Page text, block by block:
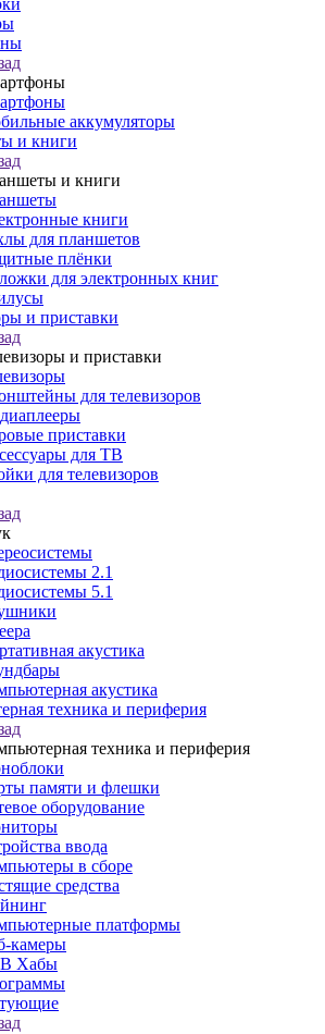
аккумуляторы
и книги
и книги
книги
для планшетов
плёнки
для электронных книг
и приставки
и приставки
для телевизоров
приставки
для ТВ
для телевизоров
2.1
5.1
акустика
акустика
техника и периферия
техника и периферия
памяти и флешки
оборудование
ввода
в сборе
средства
платформы
камеры
Хабы